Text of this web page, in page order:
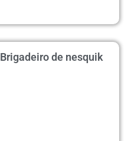
Brigadeiro de nesquik